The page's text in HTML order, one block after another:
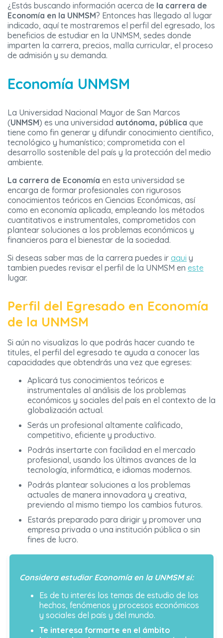
¿Estás buscando información acerca de la carrera de
Economía en la UNMSM? Entonces has llegado al lugar
indicado, aquí te mostraremos el perfil del egresado, los
beneficios de estudiar en la UNMSM, sedes donde
imparten la carrera, precios, malla curricular, el proceso
de admisión y su demanda.
Economía UNMSM
La Universidad Nacional Mayor de San Marcos
(UNMSM) es una universidad autónoma, pública que
tiene como fin generar y difundir conocimiento científico,
tecnológico y humanístico; comprometida con el
desarrollo sostenible del país y la protección del medio
ambiente.
La carrera de Economía en esta universidad se
encarga de formar profesionales con rigurosos
conocimientos teóricos en Ciencias Económicas, así
como en economía aplicada, empleando los métodos
cuantitativos e instrumentales, comprometidos con
plantear soluciones a los problemas económicos y
financieros para el bienestar de la sociedad.
Si deseas saber mas de la carrera puedes ir aqui y
tambien puedes revisar el perfil de la UNMSM en este
lugar.
Perfil del Egresado en Economía
de la UNMSM
Si aún no visualizas lo que podrás hacer cuando te
titules, el perfil del egresado te ayuda a conocer las
capacidades que obtendrás una vez que egreses:
Aplicará tus conocimientos teóricos e
instrumentales al análisis de los problemas
económicos y sociales del país en el contexto de la
globalización actual.
Serás un profesional altamente calificado,
competitivo, eficiente y productivo.
Podrás insertarte con facilidad en el mercado
profesional, usando los últimos avances de la
tecnología, informática, e idiomas modernos.
Podrás plantear soluciones a los problemas
actuales de manera innovadora y creativa,
previendo al mismo tiempo los cambios futuros.
Estarás preparado para dirigir y promover una
empresa privada o una institución pública o sin
fines de lucro.
Considera estudiar Economía en la UNMSM si:
Es de tu interés los temas de estudio de los
hechos, fenómenos y procesos económicos
y sociales del país y del mundo.
Te interesa formarte en el ámbito